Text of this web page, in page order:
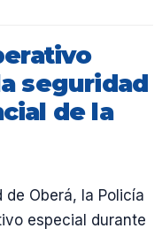
seguridad
de la
de Oberá, la Policía
especial durante